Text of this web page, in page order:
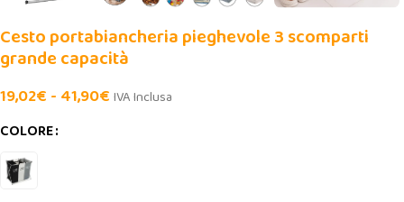
Cesto portabiancheria pieghevole 3 scomparti
grande capacità
19,02€ - 41,90€ IVA Inclusa
COLORE